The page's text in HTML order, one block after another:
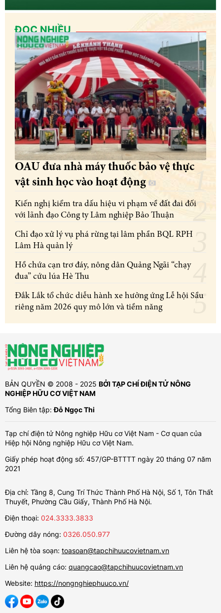
ĐỌC NHIỀU
OAU đưa nhà máy thuốc bảo vệ thực
vật sinh học vào hoạt động
Kiến nghị kiểm tra dấu hiệu vi phạm về đất đai đối
với lãnh đạo Công ty Lâm nghiệp Bảo Thuận
Chỉ đạo xử lý vụ phá rừng tại lâm phần BQL RPH
Lâm Hà quản lý
Hồ chứa cạn trơ đáy, nông dân Quảng Ngãi “chạy
đua” cứu lúa Hè Thu
Đắk Lắk tổ chức diễu hành xe hưởng ứng Lễ hội Sầu
riêng năm 2026 quy mô lớn và tiềm năng
BẢN QUYỀN © 2008 - 2025 BỞI TẠP CHÍ ĐIỆN TỬ NÔNG
NGHIỆP HỮU CƠ VIỆT NAM
Tổng Biên tập:Đỗ Ngọc Thi
Tạp chí điện tử Nông nghiệp Hữu cơ Việt Nam - Cơ quan của
Hiệp hội Nông nghiệp Hữu cơ Việt Nam.
Giấy phép hoạt động số: 457/GP-BTTTT ngày 20 tháng 07 năm
2021
Địa chỉ: Tầng 8, Cung Trí Thức Thành Phố Hà Nội, Số 1, Tôn Thất
Thuyết, Phường Cầu Giấy, Thành Phố Hà Nội.
Điện thoại: 024.3333.3833
Đường dây nóng: 0326.050.977
Liên hệ tòa soạn: toasoan@tapchihuucovietnam.vn
Liên hệ quảng cáo: quangcao@tapchihuucovietnam.vn
Website: https://nongnghiephuuco.vn/